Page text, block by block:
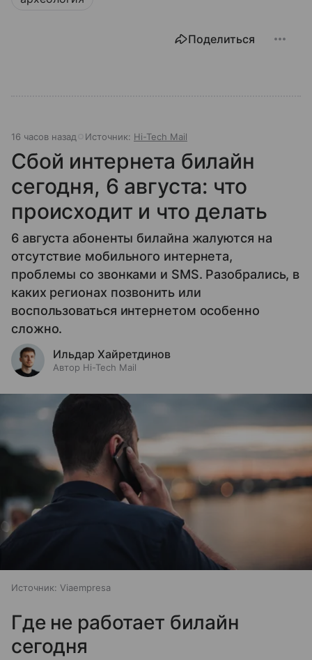
Поделиться
16 часов назад Источник: Hi-Tech Mail
Сбой интернета билайн
сегодня, 6 августа: что
происходит и что делать
6 августа абоненты билайна жалуются на
отсутствие мобильного интернета,
проблемы со звонками и SMS. Разобрались, в
каких регионах позвонить или
воспользоваться интернетом особенно
сложно.
Ильдар Хайретдинов
Автор Hi-Tech Mail
Источник: Viaempresa
Где не работает билайн
сегодня